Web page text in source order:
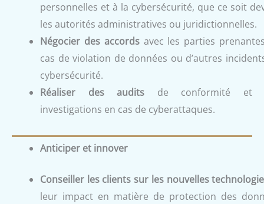
personnelles et à la cybersécurité, que ce soit
les autorités administratives ou juridictionnelles.
Négocier des accordsavec les parties
cas de violation de données ou d’autres
cybersécurité.
Réaliser des audits de conformité et
investigations en cas de cyberattaques.
Anticiper et innover
Conseiller les clients sur les nouvelles
leur impact en matière de protection des